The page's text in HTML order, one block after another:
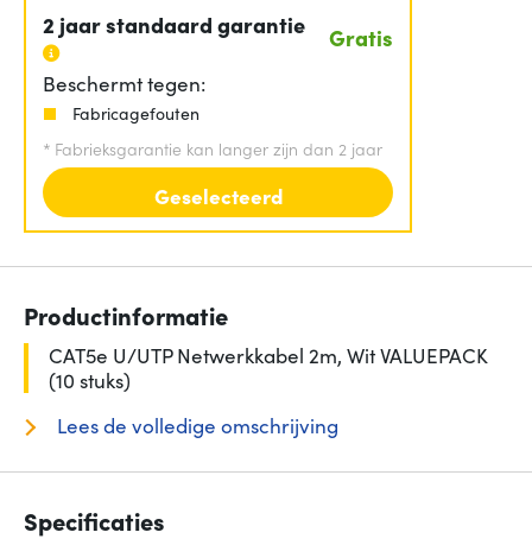
2 jaar standaard garantie Gratis
Beschermt tegen:
Fabricagefouten
* Fabrieksgarantie kan langer zijn dan 2 jaar
Geselecteerd
Productinformatie
CAT5e U/UTP Netwerkkabel 2m, Wit VALUEPACK
(10 stuks)
Lees de volledige omschrijving
Specificaties